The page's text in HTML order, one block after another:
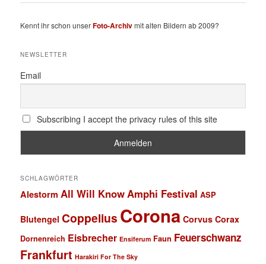
Kennt ihr schon unserFoto-Archivmit alten Bildern ab 2009?
NEWSLETTER
Email
Subscribing I accept the privacy rules of this site
SCHLAGWÖRTER
Alestorm All Will KnowAmphi Festival ASP
Blutengel Coppelius Corona Corvus Corax
Dornenreich Eisbrecher Ensiferum Faun Feuerschwanz
Frankfurt Harakiri For The Sky